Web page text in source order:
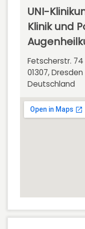
UNI-
Klinik und
Fetscherstr. 74
01307, Dresden
Deutschland